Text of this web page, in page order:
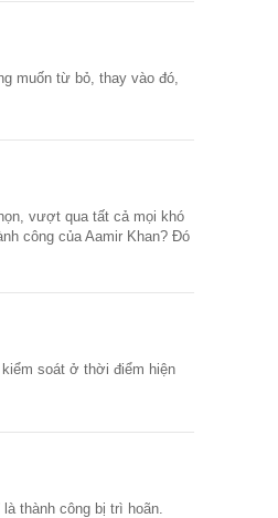
muốn từ bỏ, thay vào đó,
vượt qua tất cả mọi khó
công của Aamir Khan? Đó
soát ở thời điểm hiện
thành công bị trì hoãn.